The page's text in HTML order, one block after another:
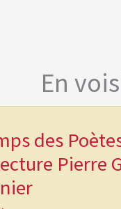
En
des
Pierre